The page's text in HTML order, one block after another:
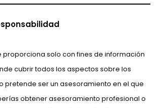
proporciona solo con fines de información
cubrir todos los aspectos sobre los
pretende ser un asesoramiento en el que
obtener asesoramiento profesional o